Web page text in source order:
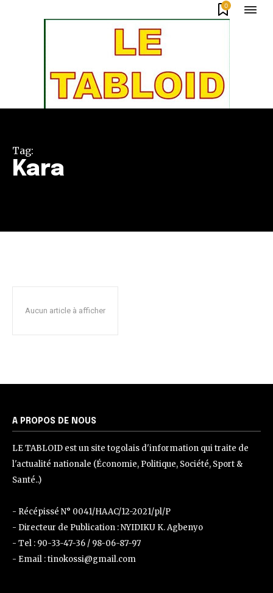
0
Tag:
Kara
Aucun article à afficher
A PROPOS DE NOUS
LE TABLOID est un site togolais d'information qui traite de
l'actualité nationale (Économie, Politique, Société, Sport &
Santé..)
- Récépissé N° 0041/HAAC/12-2021/pl/P
- Directeur de Publication : NYIDIKU K. Agbenyo
- Tel : 90-33-47-36 / 98-06-87-97
- Email : tinokossi@gmail.com